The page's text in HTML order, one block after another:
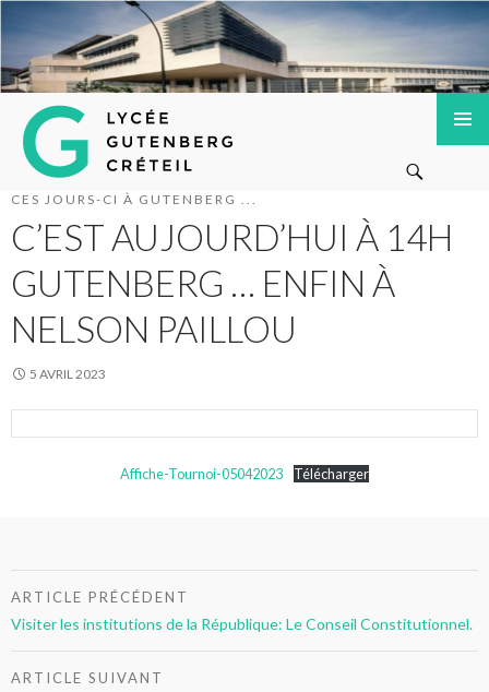
Lycée Gutenberg de Créteil
Recherche
ALLER
AU
CONTENU
PRINCIPAL
CES JOURS-CI À GUTENBERG ...
C’EST AUJOURD’HUI À 14H
GUTENBERG … ENFIN À
NELSON PAILLOU
5 AVRIL 2023
Affiche-Tournoi-05042023 Télécharger
Navigation
de
l’article
ARTICLE PRÉCÉDENT
Visiter les institutions de la République: Le Conseil Constitutionnel.
ARTICLE SUIVANT